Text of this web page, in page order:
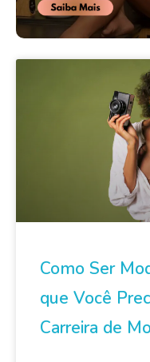
Como Ser
que Você
Carreira de